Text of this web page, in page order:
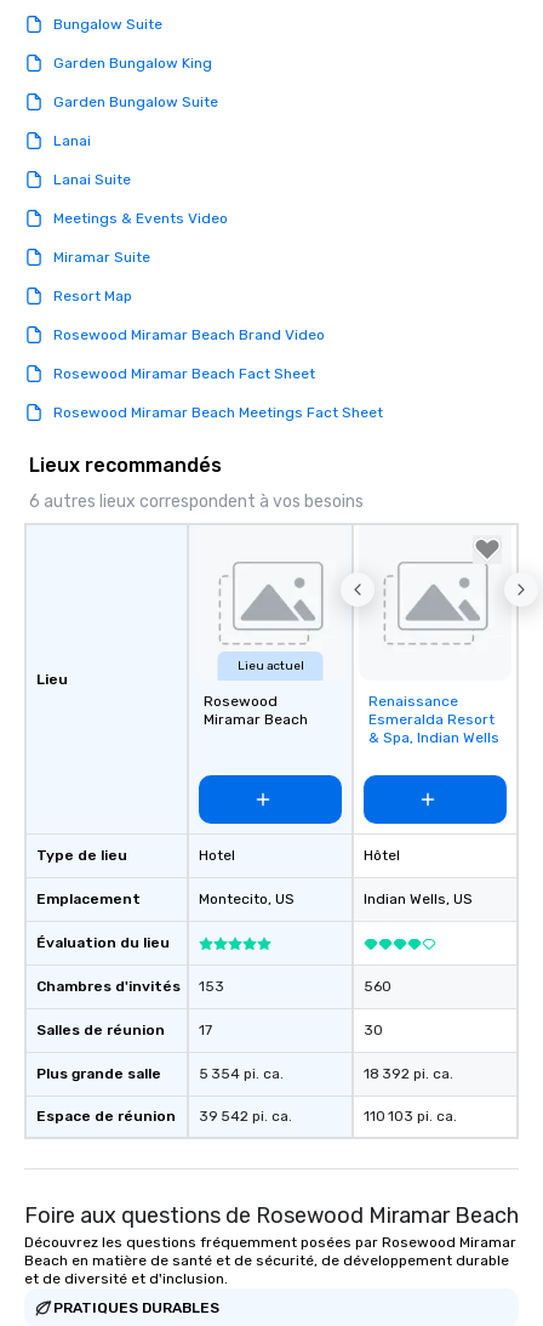
Bungalow Suite
Garden Bungalow King
Garden Bungalow Suite
Lanai
Lanai Suite
Meetings & Events Video
Miramar Suite
Resort Map
Rosewood Miramar Beach Brand Video
Rosewood Miramar Beach Fact Sheet
Rosewood Miramar Beach Meetings Fact Sheet
Lieux recommandés
6 autres lieux correspondent à vos besoins
Lieu
Type de lieu
Emplacement
Évaluation du lieu
Chambres d'invités
Salles de réunion
Plus grande salle
Espace de réunion
Lieu actuel
Rosewood
Miramar Beach
Hotel
Montecito, US
153
17
5 354 pi. ca.
39 542 pi. ca.
Removed from
favorites
Renaissance
Esmeralda Resort
& Spa, Indian Wells
Hôtel
Indian Wells, US
560
30
18 392 pi. ca.
110 103 pi. ca.
Foire aux questions de Rosewood Miramar Beach
Découvrez les questions fréquemment posées par Rosewood Miramar
Beach en matière de santé et de sécurité, de développement durable
et de diversité et d'inclusion.
PRATIQUES DURABLES